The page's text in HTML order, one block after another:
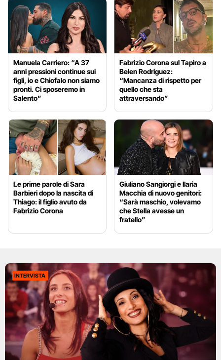
Manuela Carriero: “A 37
anni pressioni continue sui
figli, io e Chiofalo non siamo
pronti. Ci sposeremo in
Salento”
Fabrizio Corona sul Tapiro a
Belen Rodriguez:
“Mancanza di rispetto per
quello che sta
attraversando”
Le prime parole di Sara
Barbieri dopo la nascita di
Thiago: il figlio avuto da
Fabrizio Corona
Giuliano Sangiorgi e Ilaria
Macchia di nuovo genitori:
“Sarà maschio, volevamo
che Stella avesse un
fratello”
INTERVISTA